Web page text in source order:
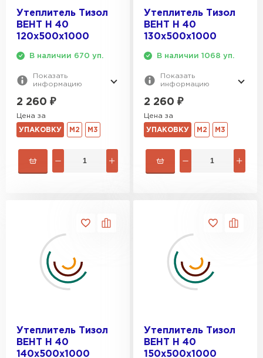
Утеплитель Тизол
ВЕНТ Н 40
120х500х1000
В наличии 670 уп.
Показать
информацию
2 260 ₽
Цена за
УПАКОВКУ М2 М3
Утеплитель Тизол
ВЕНТ Н 40
130х500х1000
В наличии 1068 уп.
Показать
информацию
2 260 ₽
Цена за
УПАКОВКУ М2 М3
Утеплитель Тизол
ВЕНТ Н 40
140х500х1000
Утеплитель Тизол
ВЕНТ Н 40
150х500х1000
ПЕРЕЙТИ